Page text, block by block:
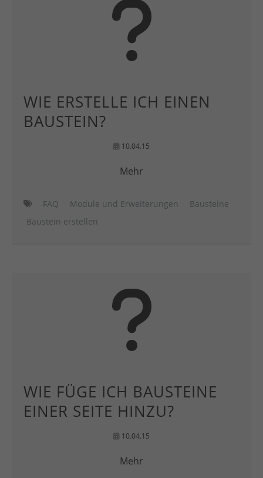
WIE ERSTELLE ICH EINEN
BAUSTEIN?
10.04.15
Mehr
FAQ Module und Erweiterungen
Bausteine
Baustein erstellen
WIE FÜGE ICH BAUSTEINE
EINER SEITE HINZU?
10.04.15
Mehr